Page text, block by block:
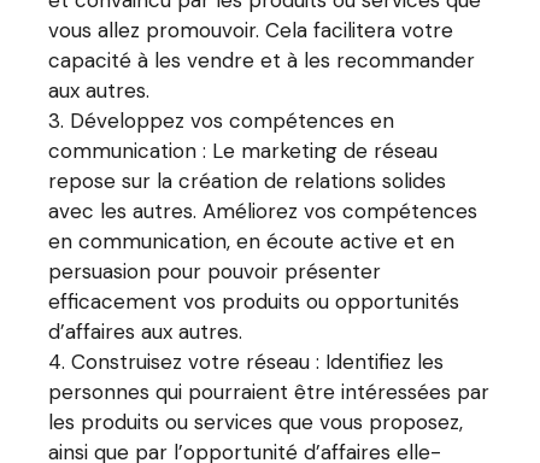
vous allez promouvoir. Cela facilitera votre
capacité à les vendre et à les recommander
aux autres.
Développez vos compétences en
communication : Le marketing de réseau
repose sur la création de relations solides
avec les autres. Améliorez vos compétences
en communication, en écoute active et en
persuasion pour pouvoir présenter
efficacement vos produits ou opportunités
d’affaires aux autres.
Construisez votre réseau : Identifiez les
personnes qui pourraient être intéressées par
les produits ou services que vous proposez,
ainsi que par l’opportunité d’affaires elle-